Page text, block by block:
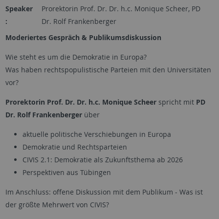
Speaker
:
Prorektorin Prof. Dr. Dr. h.c. Monique Scheer, PD
Dr. Rolf Frankenberger
Moderiertes Gespräch & Publikumsdiskussion
Wie steht es um die Demokratie in Europa?
Was haben rechtspopulistische Parteien mit den Universitäten
vor?
Prorektorin Prof. Dr. Dr. h.c. Monique Scheerspricht mit PD
Dr. Rolf Frankenberger über
aktuelle politische Verschiebungen in Europa
Demokratie und Rechtsparteien
CIVIS 2.1: Demokratie als Zukunftsthema ab 2026
Perspektiven aus Tübingen
Im Anschluss: offene Diskussion mit dem Publikum - Was ist
der größte Mehrwert von CIVIS?